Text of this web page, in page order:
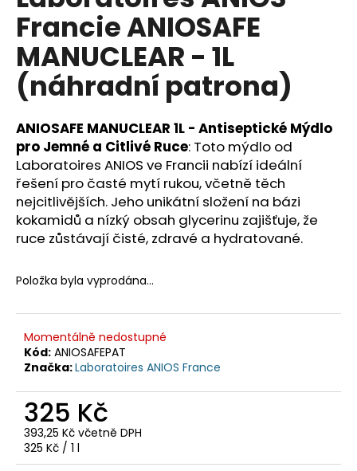
0,0
5
hvězdiček.
Francie ANIOSAFE
MANUCLEAR - 1L
(náhradní patrona)
ANIOSAFE MANUCLEAR 1L - Antiseptické Mýdlo
pro Jemné a Citlivé Ruce: Toto mýdlo od
Laboratoires ANIOS ve Francii nabízí ideální
řešení pro časté mytí rukou, včetně těch
nejcitlivějších. Jeho unikátní složení na bázi
kokamidů a nízký obsah glycerinu zajišťuje, že
ruce zůstávají čisté, zdravé a hydratované.
Položka byla vyprodána…
Momentálně nedostupné
Kód: ANIOSAFEPAT
Značka:Laboratoires ANIOS France
325 Kč
393,25 Kč včetně DPH
Měrná
cena:
325 Kč / 1 l
a
j
í
t
?
HLEDAT
o
p
u
č
u
j
e
m
e